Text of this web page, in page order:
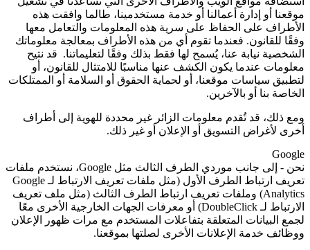
موقعنا أو إدارة أعمالنا أو خدمة مستخدمينا، طالما وافقت هذه
الأطراف على الحفاظ على سرية هذه المعلومات والتعامل معها
وفقًا للقانون. فعندما تقوم أي من هذه الأطراف بمعالجة معلوماتك
الشخصية نيابة عنا، يُسمح لها فقط بذلك وفقًا لتعليماتنا. قد نتيح
معلومات عندما يكون الكشف عنها مناسبًا للامتثال للقانون، أو
لتطبيق سياسات موقعنا، أو لحماية الحقوق أو السلامة أو الممتلكات
الخاصة بنا أو بالآخرين.
ومع ذلك، قد تُقدم معلومات الزائر غير محددة للهوية إلى أطراف
أخرى لأغراض التسويق أو الإعلان أو غير ذلك.
Google
نحن - إلى جانب موردي الطرف الثالث مثل Google، نستخدم ملفات
تعريف ارتباط الطرف الأول (مثل ملفات تعريف الارتباط لـ Google
Analytics) وملفات تعريف ارتباط الطرف الثالث (مثل ملف تعريف
الارتباط لـ DoubleClick) أو معرفات الجهات الخارجية الأخرى معًا
لجمع البيانات المتعلقة بتفاعلات المستخدم مع مرات ظهور الإعلان
ووظائف خدمة الإعلانات الأخرى لصلتها بموقعنا.